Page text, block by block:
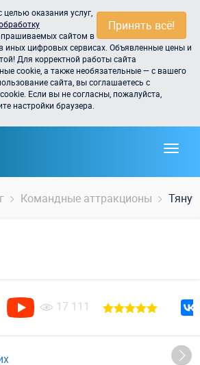
Принять всё!
целью оказания услуг,
сайтом в
иных цифровых сервисах. Объявленные цены и
Для корректной работы сайта
cookie, а также необязательные — с вашего
сайта, вы соглашаетесь с
Если вы не согласны, пожалуйста,
настройки браузера.
Командные аттракционы
17 111